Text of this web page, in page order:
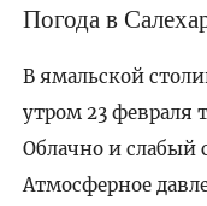
Погода в
В ямальской
утром 23 февраля
Облачно и слабый
Атмосферное